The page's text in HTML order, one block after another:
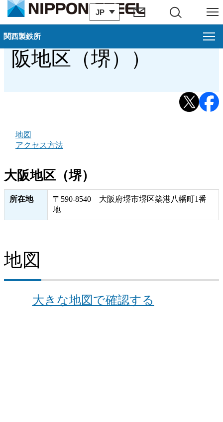
JP
サイト内検索 メニュー
関西製鉄所 閉じ
関西製鉄所
大阪地区案内
歴史・沿革（大阪地区（大阪））
関連会社（大阪地区）
環境への取り組み（大阪地区（大阪））
ISO登録証・JIS認証書（大阪地区（大阪））
アクセス・地図（大
阪地区（堺））
地図
アクセス方法
大阪地区（堺）
所在地
〒590-8540 大阪府堺市堺区築港八幡町1番
地
地図
大きな地図で確認する